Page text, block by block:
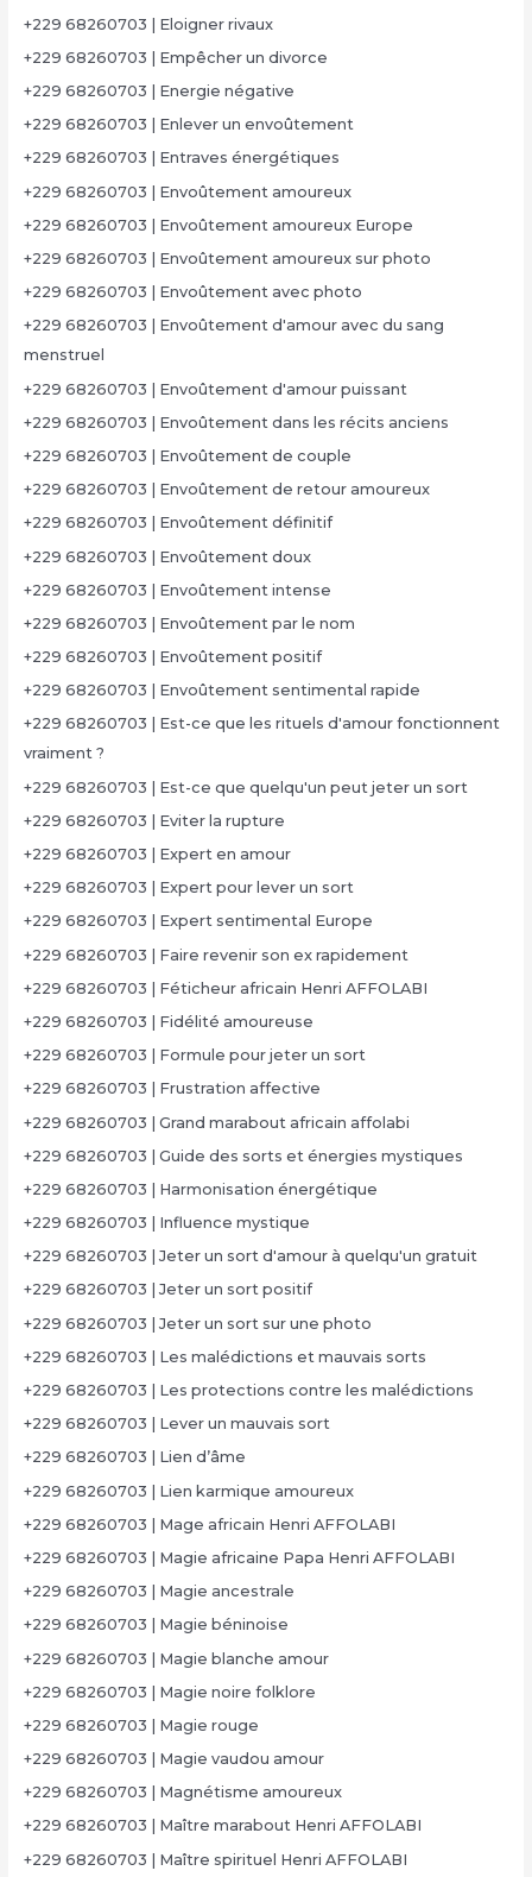
+229 68260703 | Eloigner rivaux
+229 68260703 | Empêcher un divorce
+229 68260703 | Energie négative
+229 68260703 | Enlever un envoûtement
+229 68260703 | Entraves énergétiques
+229 68260703 | Envoûtement amoureux
+229 68260703 | Envoûtement amoureux Europe
+229 68260703 | Envoûtement amoureux sur photo
+229 68260703 | Envoûtement avec photo
+229 68260703 | Envoûtement d'amour avec du sang
menstruel
+229 68260703 | Envoûtement d'amour puissant
+229 68260703 | Envoûtement dans les récits anciens
+229 68260703 | Envoûtement de couple
+229 68260703 | Envoûtement de retour amoureux
+229 68260703 | Envoûtement définitif
+229 68260703 | Envoûtement doux
+229 68260703 | Envoûtement intense
+229 68260703 | Envoûtement par le nom
+229 68260703 | Envoûtement positif
+229 68260703 | Envoûtement sentimental rapide
+229 68260703 | Est-ce que les rituels d'amour fonctionnent
vraiment ?
+229 68260703 | Est-ce que quelqu'un peut jeter un sort
+229 68260703 | Eviter la rupture
+229 68260703 | Expert en amour
+229 68260703 | Expert pour lever un sort
+229 68260703 | Expert sentimental Europe
+229 68260703 | Faire revenir son ex rapidement
+229 68260703 | Féticheur africain Henri AFFOLABI
+229 68260703 | Fidélité amoureuse
+229 68260703 | Formule pour jeter un sort
+229 68260703 | Frustration affective
+229 68260703 | Grand marabout africain affolabi
+229 68260703 | Guide des sorts et énergies mystiques
+229 68260703 | Harmonisation énergétique
+229 68260703 | Influence mystique
+229 68260703 | Jeter un sort d'amour à quelqu'un gratuit
+229 68260703 | Jeter un sort positif
+229 68260703 | Jeter un sort sur une photo
+229 68260703 | Les malédictions et mauvais sorts
+229 68260703 | Les protections contre les malédictions
+229 68260703 | Lever un mauvais sort
+229 68260703 | Lien d’âme
+229 68260703 | Lien karmique amoureux
+229 68260703 | Mage africain Henri AFFOLABI
+229 68260703 | Magie africaine Papa Henri AFFOLABI
+229 68260703 | Magie ancestrale
+229 68260703 | Magie béninoise
+229 68260703 | Magie blanche amour
+229 68260703 | Magie noire folklore
+229 68260703 | Magie rouge
+229 68260703 | Magie vaudou amour
+229 68260703 | Magnétisme amoureux
+229 68260703 | Maître marabout Henri AFFOLABI
+229 68260703 | Maître spirituel Henri AFFOLABI